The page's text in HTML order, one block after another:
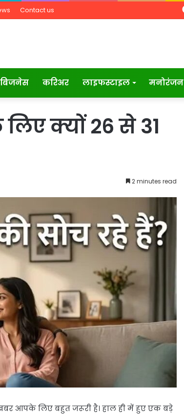
Contact us
बिजनेस करिअर लाइफस्टाइल मनोरंजन
क्यों 26 से 31
2 minutes read
आपके लिए बहुत जरूरी है। हाल ही में हुए एक बड़े